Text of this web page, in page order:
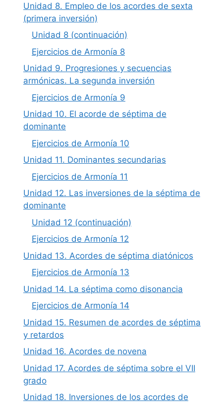
Unidad 8. Empleo de los acordes de sexta
(primera inversión)
Unidad 8 (continuación)
Ejercicios de Armonía 8
Unidad 9. Progresiones y secuencias
armónicas. La segunda inversión
Ejercicios de Armonía 9
Unidad 10. El acorde de séptima de
dominante
Ejercicios de Armonía 10
Unidad 11. Dominantes secundarias
Ejercicios de Armonía 11
Unidad 12. Las inversiones de la séptima de
dominante
Unidad 12 (continuación)
Ejercicios de Armonía 12
Unidad 13. Acordes de séptima diatónicos
Ejercicios de Armonía 13
Unidad 14. La séptima como disonancia
Ejercicios de Armonía 14
Unidad 15. Resumen de acordes de séptima
y retardos
Unidad 16. Acordes de novena
Unidad 17. Acordes de séptima sobre el VII
grado
Unidad 18. Inversiones de los acordes de